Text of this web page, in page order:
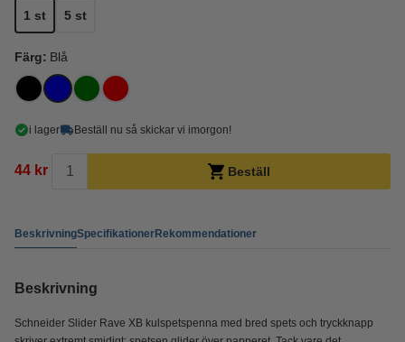
1 st 5 st
Färg: Blå
i lager Beställ nu så skickar vi imorgon!
44 kr Beställ
BeskrivningSpecifikationerRekommendationer
Beskrivning
Schneider Slider Rave XB kulspetspenna med bred spets och tryckknapp